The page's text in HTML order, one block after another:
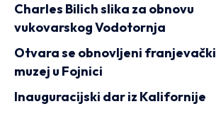
Charles Bilich slika za obnovu
vukovarskog Vodotornja
Otvara se obnovljeni franjevački
muzej u Fojnici
Inauguracijski dar iz Kalifornije